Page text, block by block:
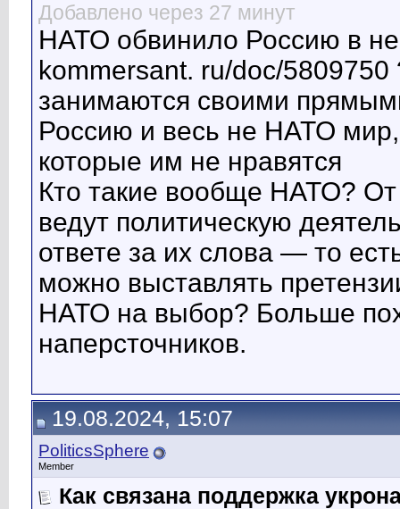
Добавлено через 27 минут
НАТО обвинило Россию в
kommersant. ru/doc/
занимаются своими
Россию и весь не НАТО
которые им не нравятся
Кто такие вообще НАТО? От
ведут политическую
ответе за их слова — то
можно выставлять
НАТО на выбор? Больше
наперсточников.
19.08.2024, 15:07
PoliticsSphere
Member
Как связана поддержка